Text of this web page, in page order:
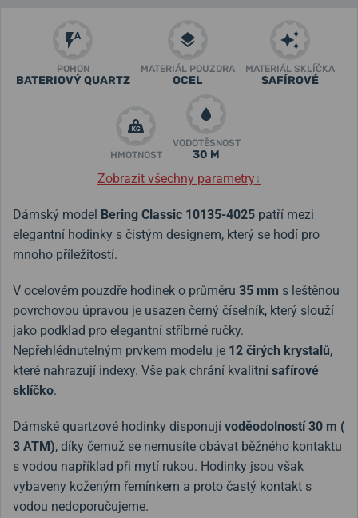
POHON
BATERIOVÝ QUARTZ
MATERIÁL POUZDRA
OCEL
MATERIÁL SKLÍČKA
SAFÍROVÉ
HMOTNOST
VODOTĚSNOST
30 M
Zobrazit všechny parametry↓
Dámský model Bering Classic 10135-4025 patří mezi
elegantní hodinky s čistým designem, který se hodí pro
mnoho příležitostí.
V ocelovém pouzdře hodinek o průměru 35 mm s leštěnou
povrchovou úpravou je usazen černý číselník, který slouží
jako podklad pro elegantní stříbrné ručky.
Nepřehlédnutelným prvkem modelu je 12 čirých krystalů,
které nahrazují indexy. Vše pak chrání kvalitní safírové
sklíčko.
Dámské quartzové hodinky disponují voděodolností 30 m (
3 ATM), díky čemuž se nemusíte obávat běžného kontaktu
s vodou například při mytí rukou. Hodinky jsou však
vybaveny koženým řemínkem a proto častý kontakt s
vodou nedoporučujeme.